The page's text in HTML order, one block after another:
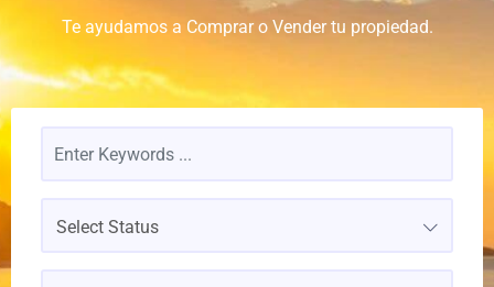
Te ayudamos a Comprar o Vender tu propiedad.
Select Status